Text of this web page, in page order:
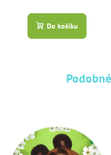
hodnocení
produktu
hvězdiček.
Do košíku